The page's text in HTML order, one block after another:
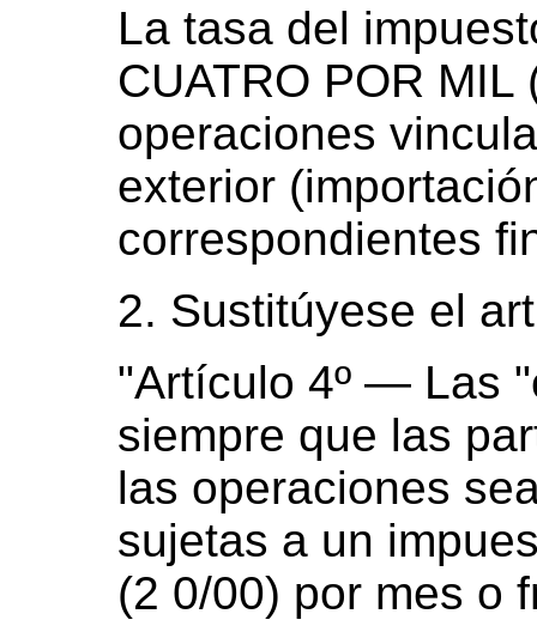
La tasa del
CUATRO POR
operaciones
exterior
correspondientes
2. Sustitúyese el
"Artículo 4º — Las
siempre que las
las operaciones
sujetas a un
(2 0/00) por mes o